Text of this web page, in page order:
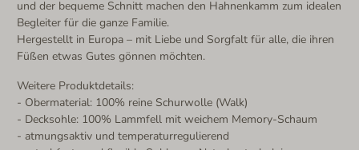
und der bequeme Schnitt machen den Hahnenkamm zum idealen
Begleiter für die ganze Familie.
Hergestellt in Europa – mit Liebe und Sorgfalt für alle, die ihren
Füßen etwas Gutes gönnen möchten.
Weitere Produktdetails:
- Obermaterial: 100% reine Schurwolle (Walk)
- Decksohle: 100% Lammfell mit weichem Memory-Schaum
- atmungsaktiv und temperaturregulierend